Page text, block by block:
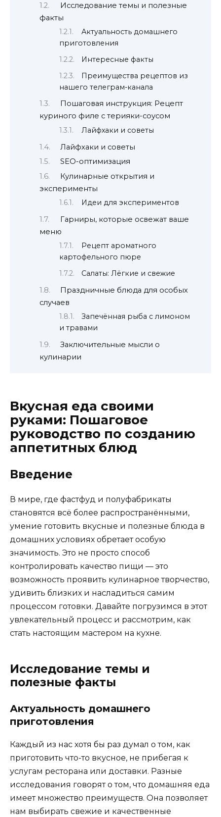
Исследование темы и полезные
факты
Актуальность домашнего
приготовления
Интересные факты
Преимущества рецептов из
нашего телеграм-канала
Пошаговая инструкция: Рецепт
куриного филе с терияки-соусом
Лайфхаки и советы
Лайфхаки и советы
SEO-оптимизация
Кулинарные открытия и
эксперименты
Идеи для экспериментов
Гарниры, которые освежат ваше
меню
Рецепт ароматного
картофельного пюре
Салаты: Лёгкие и свежие
Праздничные блюда для особых
случаев
Запечённая рыба с лимоном
и травами
Заключительные мысли о
кулинарии
Вкусная еда своими
руками: Пошаговое
руководство по созданию
аппетитных блюд
Введение
В мире, где фастфуд и полуфабрикаты
становятся всё более распространёнными,
умение готовить вкусные и полезные блюда в
домашних условиях обретает особую
значимость. Это не просто способ
контролировать качество пищи — это
возможность проявить кулинарное творчество,
удивить близких и насладиться самим
процессом готовки. Давайте погрузимся в этот
увлекательный процесс и рассмотрим, как
стать настоящим мастером на кухне.
Исследование темы и
полезные факты
Актуальность домашнего
приготовления
Каждый из нас хотя бы раз думал о том, как
приготовить что-то вкусное, не прибегая к
услугам ресторана или доставки. Разные
исследования говорят о том, что домашняя еда
имеет множество преимуществ. Она позволяет
нам выбирать свежие и качественные